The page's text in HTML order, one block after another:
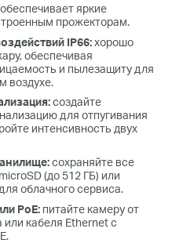
обеспечивает яркие
прожекторам.
IP66:хорошо
обеспечивая
и пылезащиту для
воздухе.
создайте
для отпугивания
интенсивность двух
сохраняйте все
(до 512 ГБ) или
облачного сервиса.
PoE: питайте камеру от
или кабеля Ethernet с